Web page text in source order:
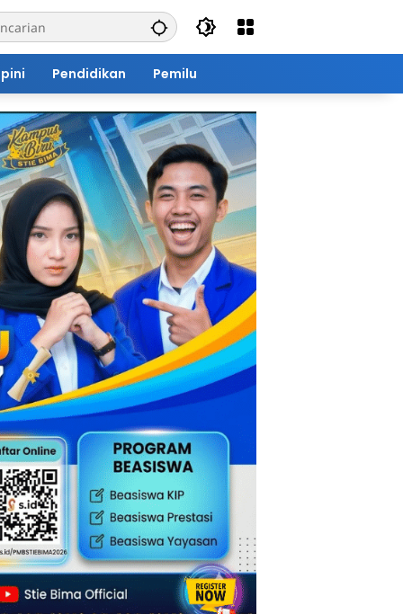
Pendidikan Pemilu